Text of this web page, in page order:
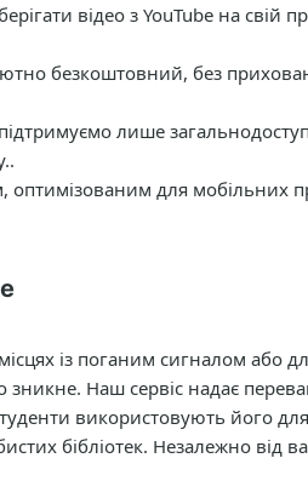
відео з YouTube на свій
безкоштовний, без
лише
для мобільних
із поганим сигналом або
Наш сервіс надає
використовують його
бібліотек. Незалежно від